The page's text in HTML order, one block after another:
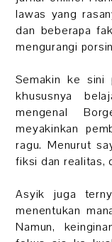
lawas yang
dan beberapa
mengurangi
Semakin ke sini
khususnya
mengenal
meyakinkan
ragu. Menurut
fiksi dan realitas,
Asyik juga
menentukan
Namun,